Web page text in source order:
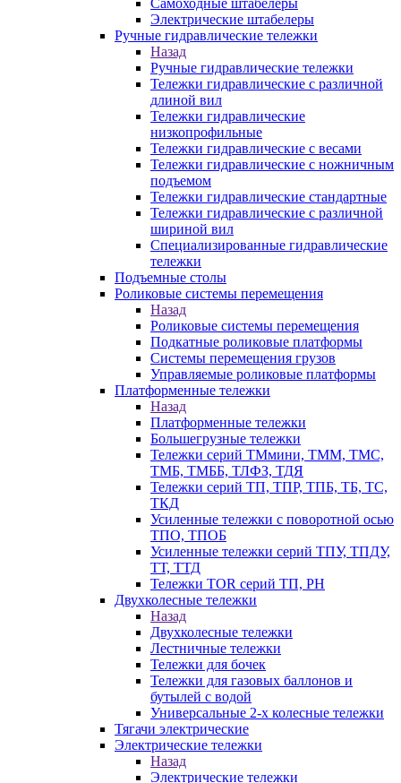
Самоходные штабелеры
Электрические штабелеры
Ручные гидравлические тележки
Назад
Ручные гидравлические тележки
Тележки гидравлические с различной
длиной вил
Тележки гидравлические
низкопрофильные
Тележки гидравлические с весами
Тележки гидравлические с ножничным
подъемом
Тележки гидравлические стандартные
Тележки гидравлические с различной
шириной вил
Специализированные гидравлические
тележки
Подъемные столы
Роликовые системы перемещения
Назад
Роликовые системы перемещения
Подкатные роликовые платформы
Системы перемещения грузов
Управляемые роликовые платформы
Платформенные тележки
Назад
Платформенные тележки
Большегрузные тележки
Тележки серий ТМмини, ТММ, ТМС,
ТМБ, ТМББ, ТЛФЗ, ТДЯ
Тележки серий ТП, ТПР, ТПБ, ТБ, ТС,
ТКД
Усиленные тележки с поворотной осью
ТПО, ТПОБ
Усиленные тележки серий ТПУ, ТПДУ,
ТТ, ТТД
Тележки TOR серий ТП, PH
Двухколесные тележки
Назад
Двухколесные тележки
Лестничные тележки
Тележки для бочек
Тележки для газовых баллонов и
бутылей с водой
Универсальные 2-х колесные тележки
Тягачи электрические
Электрические тележки
Назад
Электрические тележки